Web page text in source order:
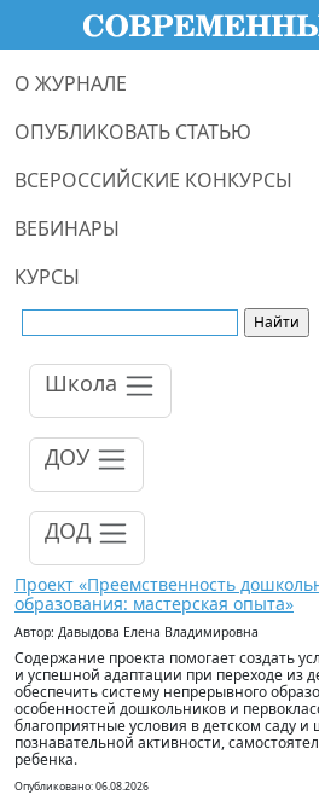
О ЖУРНАЛЕ
ОПУБЛИКОВАТЬ СТАТЬЮ
ВСЕРОССИЙСКИЕ КОНКУРСЫ
ВЕБИНАРЫ
КУРСЫ
Школа
ДОУ
ДОД
Проект «Преемственность
образования: мастерская опыта»
Автор: Давыдова Елена Владимировна
Содержание проекта помогает создать
и успешной адаптации при переходе из
обеспечить систему непрерывного
особенностей дошкольников и
благоприятные условия в детском саду и
познавательной активности,
ребенка.
Опубликовано: 06.08.2026